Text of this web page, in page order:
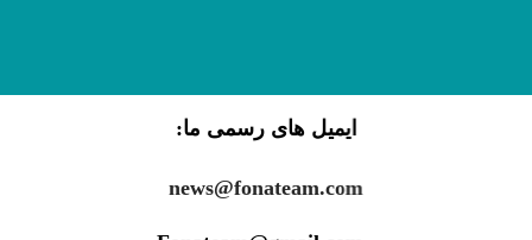
ایمیل های رسمی ما:
news@fonateam.com